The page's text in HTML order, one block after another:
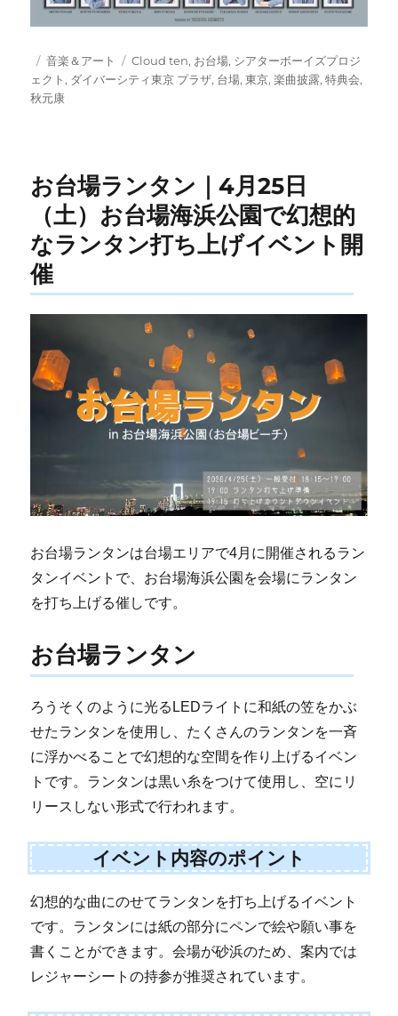
投
稿
日:
カ
テ
ゴ
音楽＆アート
タ
グ
Cloud ten, お台場, シアターボーイズプロジ
ェクト , ダイバーシティ東京 プラザ, 台場,東京,楽曲披露,特典会,
秋元康
お台場ランタン｜4月25日
（土）お台場海浜公園で幻想的
なランタン打ち上げイベント開
催
お台場ランタンは台場エリアで4月に開催されるラン
タンイベントで、お台場海浜公園を会場にランタン
を打ち上げる催しです。
お台場ランタン
ろうそくのように光るLEDライトに和紙の笠をかぶ
せたランタンを使用し、たくさんのランタンを一斉
に浮かべることで幻想的な空間を作り上げるイベン
トです。ランタンは黒い糸をつけて使用し、空にリ
リースしない形式で行われます。
イベント内容のポイント
幻想的な曲にのせてランタンを打ち上げるイベント
です。ランタンには紙の部分にペンで絵や願い事を
書くことができます。会場が砂浜のため、案内では
レジャーシートの持参が推奨されています。